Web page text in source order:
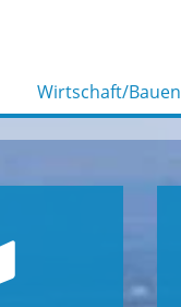
Wirtschaft/Bauen